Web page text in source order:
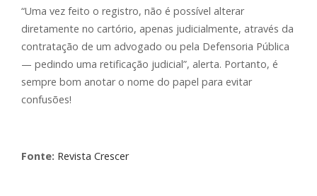
“Uma vez feito o registro, não é possível alterar
diretamente no cartório, apenas judicialmente, através da
contratação de um advogado ou pela Defensoria Pública
— pedindo uma retificação judicial”, alerta. Portanto, é
sempre bom anotar o nome do papel para evitar
confusões!
Fonte: Revista Crescer